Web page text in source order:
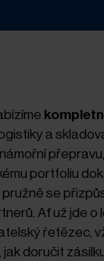
a
portfoliu
se
Ať už jde o
řetězec,
doručit